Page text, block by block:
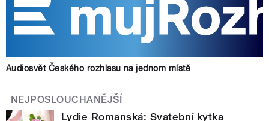
Audiosvět Českého rozhlasu na jednom místě
NEJPOSLOUCHANĚJŠÍ
Lydie Romanská: Svatební kytka